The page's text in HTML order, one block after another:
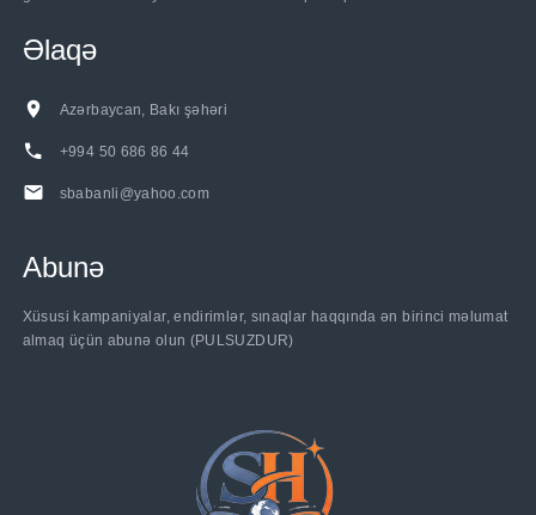
Əlaqə
Azərbaycan, Bakı şəhəri
+994 50 686 86 44
sbabanli@yahoo.com
Abunə
Xüsusi kampaniyalar, endirimlər, sınaqlar haqqında ən birinci məlumat
almaq üçün abunə olun (PULSUZDUR)